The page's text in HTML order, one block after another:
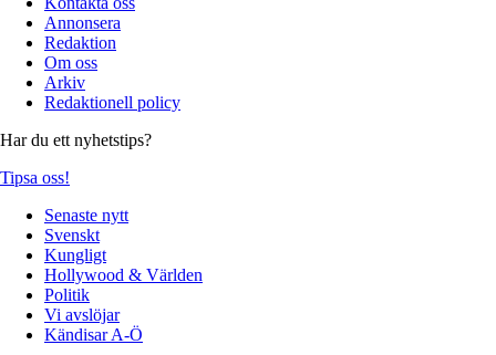
Annonsera
Redaktion
Om oss
Arkiv
Redaktionell policy
Har du ett nyhetstips?
Tipsa oss!
Senaste nytt
Svenskt
Kungligt
Hollywood & Världen
Politik
Vi avslöjar
Kändisar A-Ö